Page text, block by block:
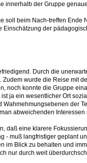
innerhalb der Gruppe
beim Nach-treffen
der
Durch die
wurde die Reise mit
noch konnte die Gruppe
ja ein wesentlicher Ort
der
abweichenden
daß eine klarere
- muß langfristiger geplant
im Blick zu behalten und
nur durch weit